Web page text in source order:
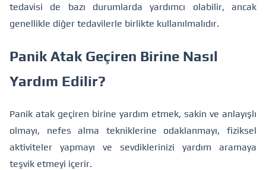
tedavisi de bazı durumlarda yardımcı olabilir, ancak
genellikle diğer tedavilerle birlikte kullanılmalıdır.
Panik Atak Geçiren Birine Nasıl
Yardım Edilir?
Panik atak geçiren birine yardım etmek, sakin ve anlayışlı
olmayı, nefes alma tekniklerine odaklanmayı, fiziksel
aktiviteler yapmayı ve sevdiklerinizi yardım aramaya
teşvik etmeyi içerir.